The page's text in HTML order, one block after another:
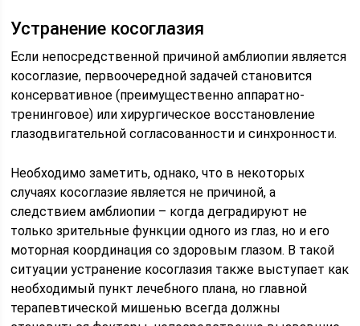
Устранение косоглазия
Если непосредственной причиной амблиопии является
косоглазие, первоочередной задачей становится
консервативное (преимущественно аппаратно-
тренинговое) или хирургическое восстановление
глазодвигательной согласованности и синхронности.
Необходимо заметить, однако, что в некоторых
случаях косоглазие является не причиной, а
следствием амблиопии – когда деградируют не
только зрительные функции одного из глаз, но и его
моторная координация со здоровым глазом. В такой
ситуации устранение косоглазия также выступает как
необходимый пункт лечебного плана, но главной
терапевтической мишенью всегда должны